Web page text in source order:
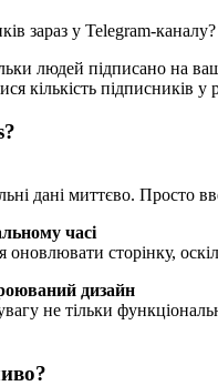
зараз у Telegram-
людей підписано на
кількість підписників
дані миттєво. Просто
часі
оновлювати сторінку,
дизайн
не тільки